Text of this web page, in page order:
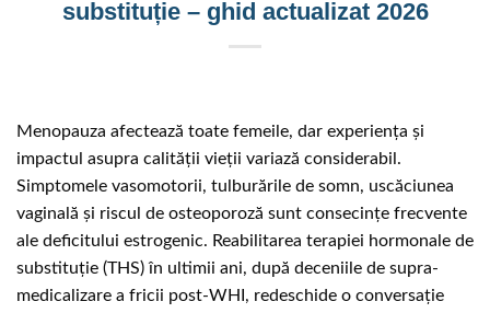
substituție – ghid actualizat 2026
Menopauza afectează toate femeile, dar experiența și
impactul asupra calității vieții variază considerabil.
Simptomele vasomotorii, tulburările de somn, uscăciunea
vaginală și riscul de osteoporoză sunt consecințe frecvente
ale deficitului estrogenic. Reabilitarea terapiei hormonale de
substituție (THS) în ultimii ani, după deceniile de supra-
medicalizare a fricii post-WHI, redeschide o conversație